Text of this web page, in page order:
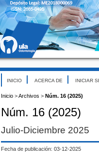
INICIO ACERCA DE INICIAR
Inicio >Archivos > Núm. 16 (2025)
Núm. 16 (2025)
Julio-Diciembre 2025
Fecha de publicación: 03-12-2025